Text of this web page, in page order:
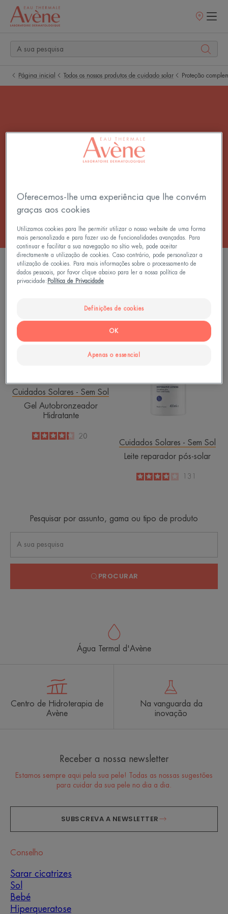
Pontos
Página inicial Todos os nossos produtos de cuidado solar Proteção
Proteção complementar
2 resultados "Proteção complementar"
Gel
Hidratante
Cuidados Solares - Sem Sol
Gel Autobronzeador
Hidratante
4.3
/
5
20
solar
Cuidados Solares - Sem Sol
Leite reparador pós-solar
3.9
131
Pesquisar por assunto, gama ou tipo de produto
PROCURAR
Água Termal d'Avène
Centro de Hidroterapia de
Avène
Na vanguarda da
inovação
Receber a nossa newsletter
Estamos sempre aqui pela sua pele! Todas as nossas sugestões
para cuidar da sua pele no dia a dia.
SUBSCREVA A NEWSLETTER
Conselho
Sarar cicatrizes
Sol
Bebé
Hiperqueratose
Oferecemos-lhe uma experiência que lhe convém
graças aos cookies
Utilizamos cookies para lhe permitir utilizar o nosso website de uma forma
mais personalizada e para fazer uso de funcionalidades avançadas. Para
continuar e facilitar a sua navegação no sítio web, pode aceitar
directamente a utilização de cookies. Caso contrário, pode personalizar a
utilização de cookies. Para mais informações sobre o processamento de
dados pessoais, por favor clique abaixo para ler a nossa política de
privacidade: Política de Privacidade
Definições de cookies
Apenas o essencial
OK